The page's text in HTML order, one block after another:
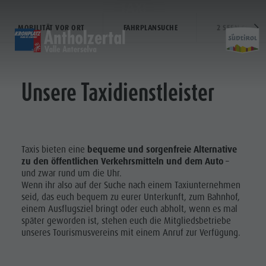
ENTDECKEN PLANEN &
Planen
&
Buchen
Webcams
Wetter
Almen & Hütten
Kronplatz
FAMILIE & KINDER
Familie & Kinder
Freizeitpark Niederrasen & Minigolf
Klettern
Tennis
Wandern & Bergsteigen
Bike
Skiroller
Nordic Walking
Urlaub buchen
Mobilität vor Ort
Nachhaltigkeit erleben
Webcams
Wetter
Ortstaxe
Antholzer See
Biotop
Mühlenweg Tränkabachl
Staller Sattel & Obersee
Wassererlebniswanderungen
Refill Südtirol
MOBILITÄT VOR ORT FAHRPLANSUCHE 2 SEEN
Unsere Taxidienstleister
Taxis bieten eine bequeme und sorgenfreie Alternative
zu den öffentlichen Verkehrsmitteln und dem Auto –
und zwar rund um die Uhr.
Wenn ihr also auf der Suche nach einem Taxiunternehmen
seid, das euch bequem zu eurer Unterkunft, zum Bahnhof,
einem Ausflugsziel bringt oder euch abholt, wenn es mal
später geworden ist, stehen euch die Mitgliedsbetriebe
unseres Tourismusvereins mit einem Anruf zur Verfügung.